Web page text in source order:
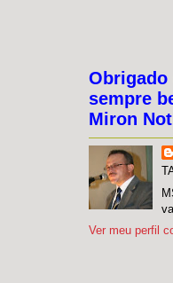
sempre
Miron
Ver meu perfil